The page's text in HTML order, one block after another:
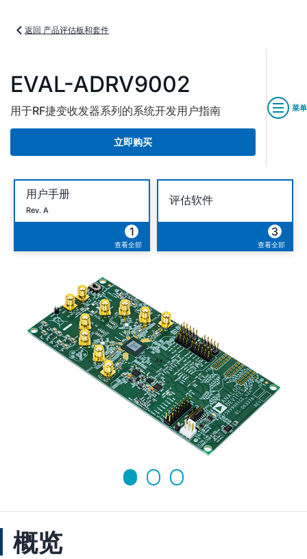
返回 产品评估板和套件
EVAL-ADRV9002
用于RF捷变收发器系列的系统开发用户指南
立即购买
菜单
用户手册
Rev. A
1
查看全部
评估软件
3
查看全部
概览